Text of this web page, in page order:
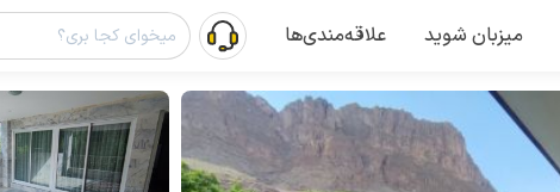
میزبان شوید علاقه‌مندی‌ها